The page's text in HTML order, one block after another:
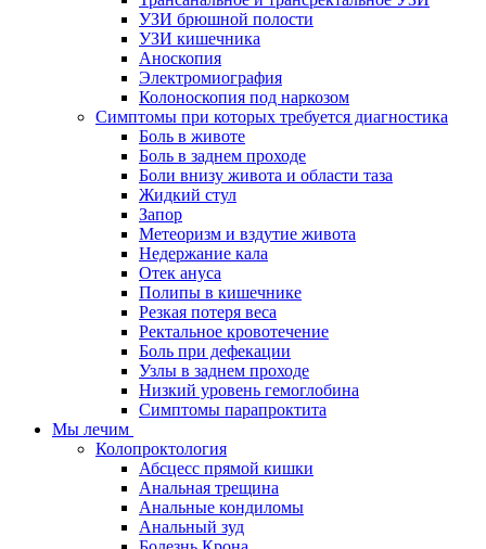
УЗИ брюшной полости
УЗИ кишечника
Аноскопия
Электромиография
Колоноскопия под наркозом
Симптомы при которых требуется диагностика
Боль в животе
Боль в заднем проходе
Боли внизу живота и области таза
Жидкий стул
Запор
Метеоризм и вздутие живота
Недержание кала
Отек ануса
Полипы в кишечнике
Резкая потеря веса
Ректальное кровотечение
Боль при дефекации
Узлы в заднем проходе
Низкий уровень гемоглобина
Симптомы парапроктита
Мы лечим
Колопроктология
Абсцесс прямой кишки
Анальная трещина
Анальные кондиломы
Анальный зуд